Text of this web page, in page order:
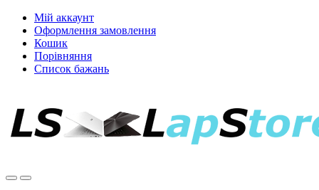
Мій аккаунт
Оформлення замовлення
Кошик
Порівняння
Список бажань